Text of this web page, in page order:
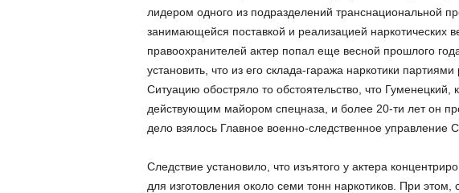
лидером одного из подразделений транснациональной
занимающейся поставкой и реализацией наркотических
правоохранителей актер попал еще весной прошлого
установить, что из его склада-гаража наркотики
Ситуацию обостряло то обстоятельство, что
действующим майором спецназа, и более 20-ти лет он
дело взялось Главное военно-следственное управление
Следствие установило, что изъятого у актера
для изготовления около семи тонн наркотиков. При этом,